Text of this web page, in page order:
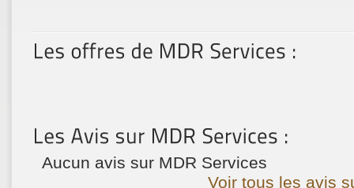
Aucun avis sur MDR Services
Voir tous les avis